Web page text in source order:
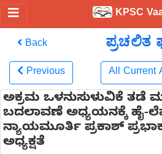
KPSC
Back ಪ್ರಚಲಿತ
Previous All Current
ಅಕ್ರಮ ಒಳನುಸುಳುವಿಕೆ ತಡೆ
ಬದಲಾವಣೆ ಅಧ್ಯಯನಕ್ಕೆ
ನ್ಯಾಯಮೂರ್ತಿ ಪ್ರಕಾಶ್
ಅಧ್ಯಕ್ಷತೆ